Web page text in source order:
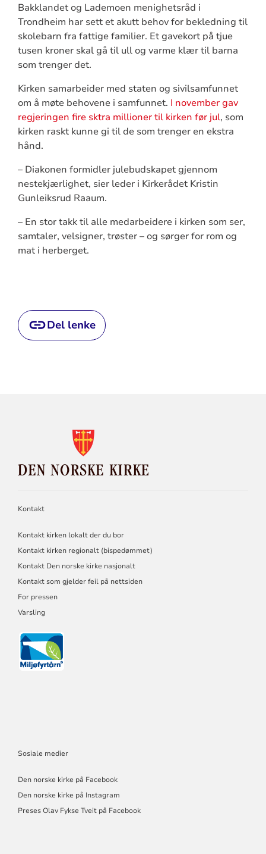
Bakklandet og Lademoen menighetsråd i
Trondheim har sett et akutt behov for bekledning til
skolebarn fra fattige familier. Et gavekort på tjue
tusen kroner skal gå til ull og varme klær til barna
som trenger det.
Kirken samarbeider med staten og sivilsamfunnet
om å møte behovene i samfunnet. I november gav
regjeringen fire sktra millioner til kirken før jul, som
kirken raskt kunne gi til de som trenger en ekstra
hånd.
– Diakonen formidler julebudskapet gjennom
nestekjærlighet, sier leder i Kirkerådet Kristin
Gunleiksrud Raaum.
– En stor takk til alle medarbeidere i kirken som ser,
samtaler, velsigner, trøster – og sørger for rom og
mat i herberget.
Del lenke
NORSKE
KIRKE
Kontakt
Kontakt kirken lokalt der du bor
Kontakt kirken regionalt (bispedømmet)
Kontakt Den norske kirke nasjonalt
Kontakt som gjelder feil på nettsiden
For pressen
Varsling
Sosiale medier
Den norske kirke på Facebook
Den norske kirke på Instagram
Preses Olav Fykse Tveit på Facebook